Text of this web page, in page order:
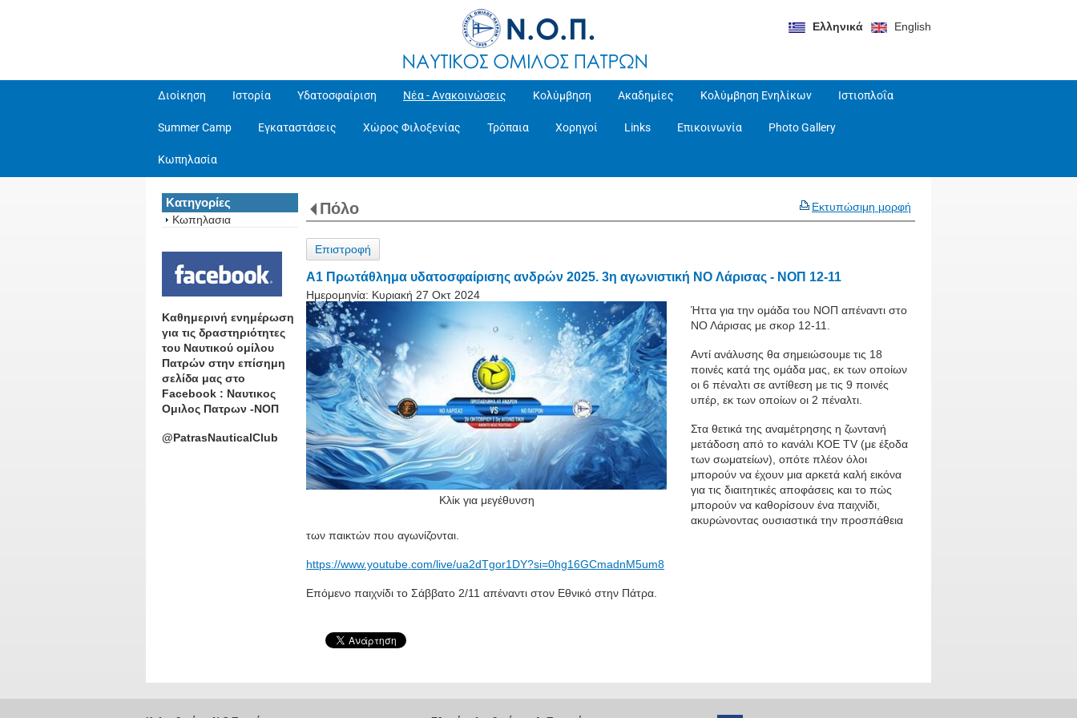
Ελληνικά English
Διοίκηση Ιστορία Υδατοσφαίριση Νέα - Ανακοινώσεις Κολύμβηση Ακαδημίες Κολύμβηση Ενηλίκων Ιστιοπλοΐα
Summer Camp Εγκαταστάσεις Χώρος Φιλοξενίας Τρόπαια Χορηγοί Links Επικοινωνία Photo Gallery
Κωπηλασία
Κατηγορίες
Κωπηλασια
Καθημερινή ενημέρωση
για τις δραστηριότητες
του Ναυτικού ομίλου
Πατρών στην επίσημη
σελίδα μας στο
Facebook : Ναυτικος
Ομιλος Πατρων -ΝΟΠ
@PatrasNauticalClub
Εκτυπώσιμη μορφή
Πόλο
Επιστροφή
Α1 Πρωτάθλημα υδατοσφαίρισης ανδρών 2025. 3η αγωνιστική NO Λάρισας - ΝΟΠ 12-11
Ημερομηνία: Κυριακή 27 Οκτ 2024
Κλίκ για μεγέθυνση
Ήττα για την ομάδα του ΝΟΠ απέναντι στο
ΝΟ Λάρισας με σκορ 12-11.
Αντί ανάλυσης θα σημειώσουμε τις 18
ποινές κατά της ομάδα μας, εκ των οποίων
οι 6 πέναλτι σε αντίθεση με τις 9 ποινές
υπέρ, εκ των οποίων οι 2 πέναλτι.
Στα θετικά της αναμέτρησης η ζωντανή
μετάδοση από το κανάλι KOE TV (με έξοδα
των σωματείων), οπότε πλέον όλοι
μπορούν να έχουν μια αρκετά καλή εικόνα
για τις διαιτητικές αποφάσεις και το πώς
μπορούν να καθορίσουν ένα παιχνίδι,
ακυρώνοντας ουσιαστικά την προσπάθεια
των παικτών που αγωνίζονται.
https://www.youtube.com/live/ua2dTgor1DY?si=0hg16GCmadnM5um8
Επόμενο παιχνίδι το Σάββατο 2/11 απέναντι στον Εθνικό στην Πάτρα.